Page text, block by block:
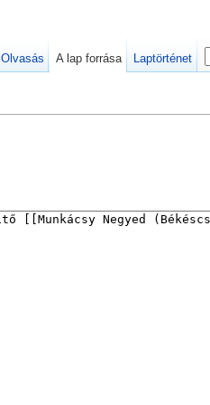
Olvasás A lap forrása Laptörténet